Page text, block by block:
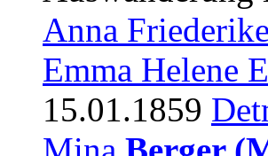
Anna
Emma Helene
15.01.1859